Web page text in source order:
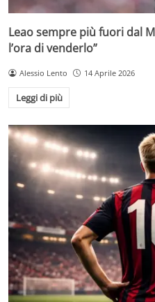
Leao sempre più fuori dal
l’ora di venderlo”
Alessio Lento 14 Aprile 2026
Leggi di più